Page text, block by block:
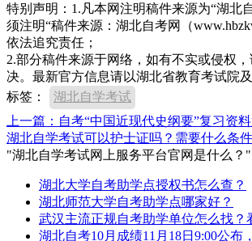
特别声明：1.凡本网注明稿件来源为“湖北
须注明“稿件来源：湖北自考网（
依法追究责任；
2.部分稿件来源于网络，如有不实或侵权
决。最新官方信息请以湖北省教育考试院
标签：
湖北自学考试
上一篇：自考“中国近现代史纲要”复习资
湖北自学考试可以护士证吗？需要什么条件
"湖北自学考试网上服务平台官网是什么？
湖北大学自考助学点授权书怎么查？
湖北师范大学自考助学点哪家好？
武汉主流正规自考助学单位怎么找？
湖北自考10月成绩11月18日9:00公布